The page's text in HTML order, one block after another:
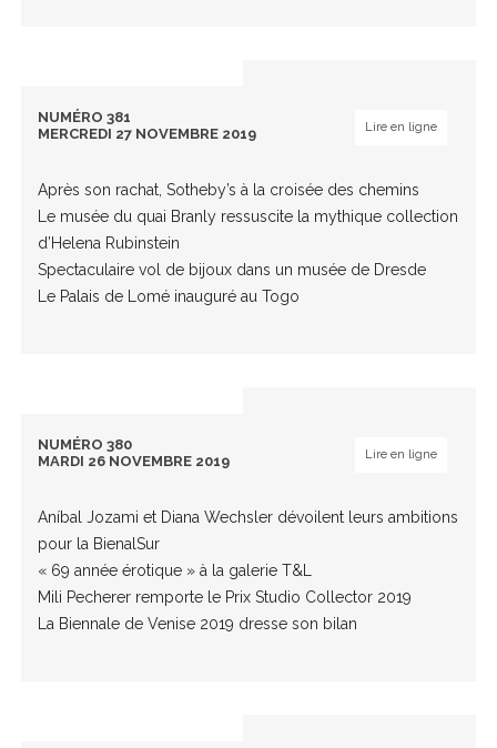
NUMÉRO 381
MERCREDI 27 NOVEMBRE 2019
Lire en ligne
Après son rachat, Sotheby’s à la croisée des chemins
Le musée du quai Branly ressuscite la mythique collection
d’Helena Rubinstein
Spectaculaire vol de bijoux dans un musée de Dresde
Le Palais de Lomé inauguré au Togo
NUMÉRO 380
MARDI 26 NOVEMBRE 2019
Lire en ligne
Aníbal Jozami et Diana Wechsler dévoilent leurs ambitions
pour la BienalSur
« 69 année érotique » à la galerie T&L
Mili Pecherer remporte le Prix Studio Collector 2019
La Biennale de Venise 2019 dresse son bilan